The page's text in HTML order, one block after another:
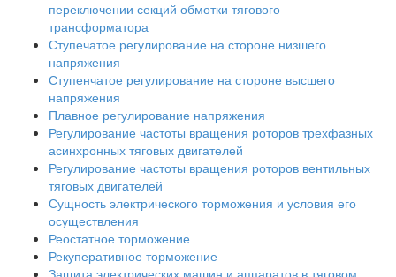
переключении секций обмотки тягового
трансформатора
Ступечатое регулирование на стороне низшего
напряжения
Ступенчатое регулирование на стороне высшего
напряжения
Плавное регулирование напряжения
Регулирование частоты вращения роторов трехфазных
асинхронных тяговых двигателей
Регулирование частоты вращения роторов вентильных
тяговых двигателей
Сущность электрического торможения и условия его
осуществления
Реостатное торможение
Рекуперативное торможение
Защита электрических машин и аппаратов в тяговом